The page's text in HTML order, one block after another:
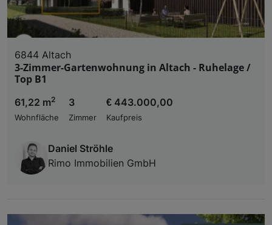
6844 Altach
3-Zimmer-Gartenwohnung in Altach - Ruhelage /
Top B1
61,22 m2
Wohnfläche
3
Zimmer
€ 443.000,00
Kaufpreis
Daniel Ströhle
Rimo Immobilien GmbH